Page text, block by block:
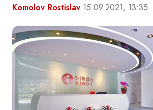
Komolov Rostislav 15.09.2021, 13:35